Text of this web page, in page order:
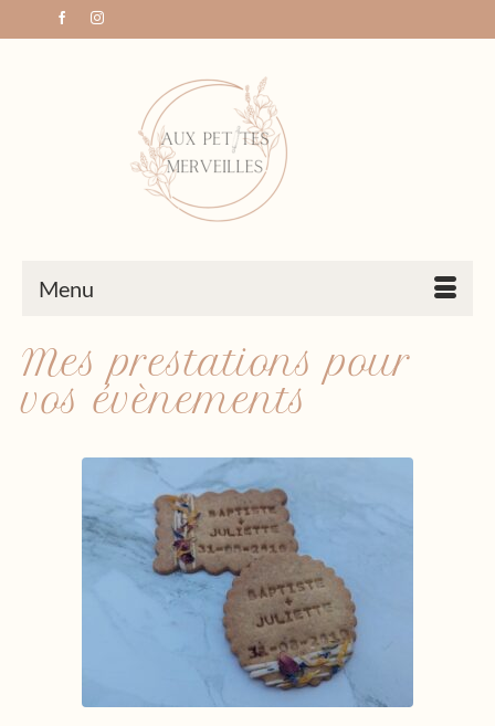
Menu
Mes prestations pour
vos évènements